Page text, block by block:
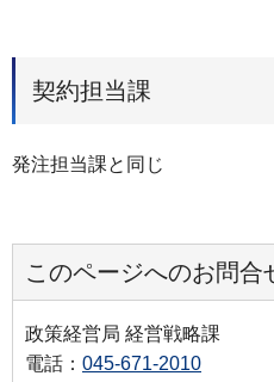
契約担当課
発注担当課と同じ
このページへのお問合
政策経営局 経営戦略課
電話： 045-671-2010